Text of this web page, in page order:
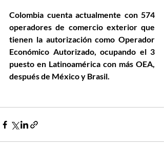
Colombia cuenta actualmente con 574
operadores de comercio exterior que
tienen la autorización como Operador
Económico Autorizado, ocupando el 3
puesto en Latinoamérica con más OEA,
después de México y Brasil.